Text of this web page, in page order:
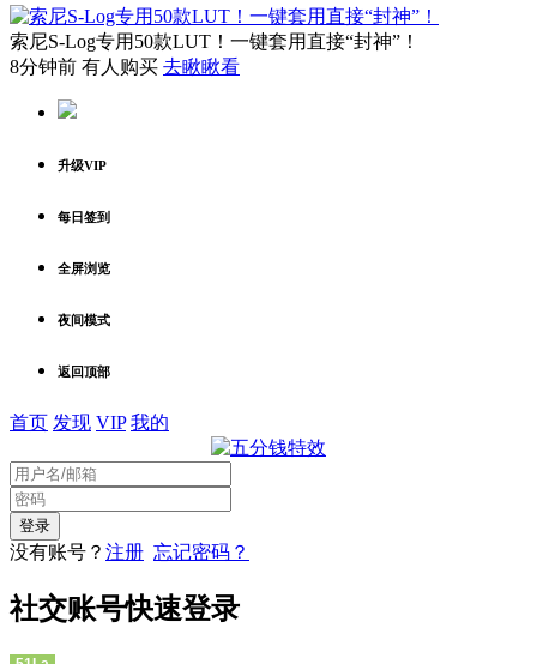
索尼S-Log专用50款LUT！一键套用直接“封神”！
8分钟前 有人购买 去瞅瞅看
升级VIP
每日签到
全屏浏览
夜间模式
返回顶部
首页 发现 VIP 我的
没有账号？ 注册 忘记密码？
社交账号快速登录